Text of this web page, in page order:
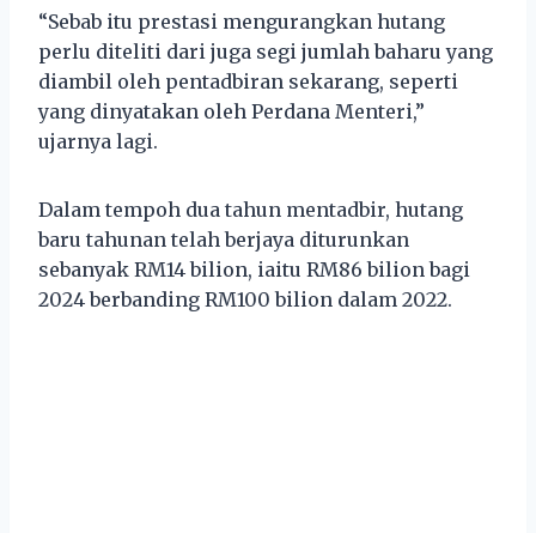
“Sebab itu prestasi mengurangkan hutang
perlu diteliti dari juga segi jumlah baharu yang
diambil oleh pentadbiran sekarang, seperti
yang dinyatakan oleh Perdana Menteri,”
ujarnya lagi.
Dalam tempoh dua tahun mentadbir, hutang
baru tahunan telah berjaya diturunkan
sebanyak RM14 bilion, iaitu RM86 bilion bagi
2024 berbanding RM100 bilion dalam 2022.